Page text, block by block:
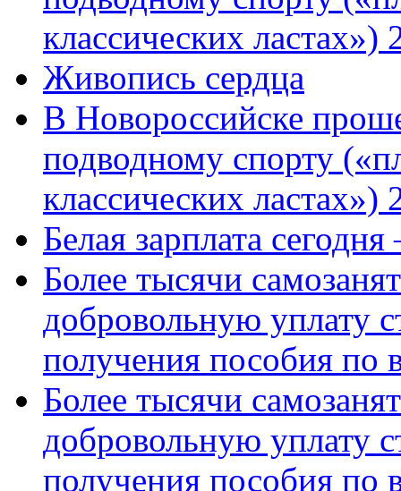
классических
Живопись сердца
В Новороссийске
подводному спорту
классических ластах»)
Белая зарплата
Более тысячи
добровольную уплату
получения пособия по
Более тысячи
добровольную уплату
получения пособия по